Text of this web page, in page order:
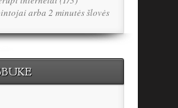
arba 2 minutės šlovės